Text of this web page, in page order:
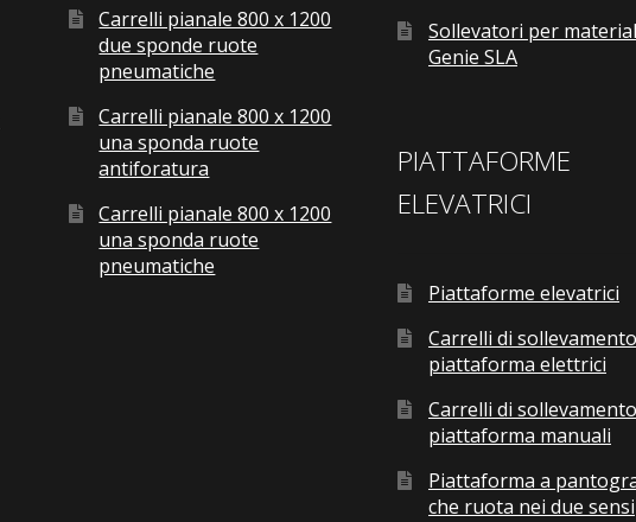
Carrelli pianale 800 x 1200
due sponde ruote
pneumatiche
Carrelli pianale 800 x 1200
una sponda ruote
antiforatura
Carrelli pianale 800 x 1200
una sponda ruote
pneumatiche
Sollevatori per
Genie SLA
PIATTAFORME
ELEVATRICI
Piattaforme elevatrici
Carrelli di
piattaforma elettrici
Carrelli di
piattaforma manuali
Piattaforma a
che ruota nei due sensi